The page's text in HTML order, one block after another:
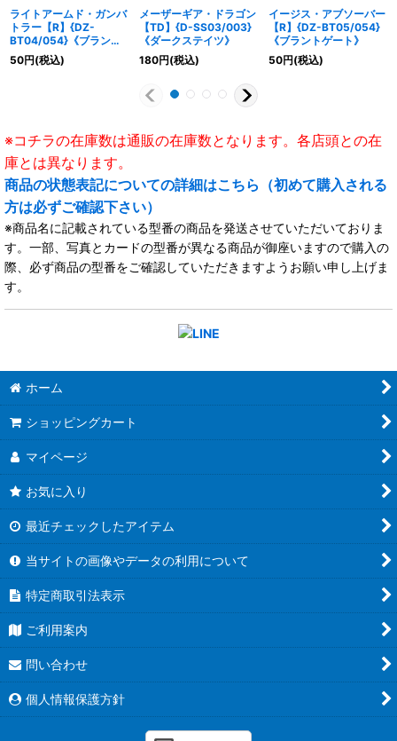
ライトアームド・ガンバ
トラー【R】{DZ-
BT04/054}《ブラント
ゲート》
50円(税込)
メーザーギア・ドラゴン
【TD】{D-SS03/003}
《ダークステイツ》
180円(税込)
イージス・アブソーバー
【R】{DZ-BT05/054}
《ブラントゲート》
50円(税込)
※コチラの在庫数は通販の在庫数となります。各店頭との在
庫とは異なります。
商品の状態表記についての詳細はこちら（初めて購入される
方は必ずご確認下さい）
※商品名に記載されている型番の商品を発送させていただいておりま
す。一部、写真とカードの型番が異なる商品が御座いますので購入の
際、必ず商品の型番をご確認していただきますようお願い申し上げま
す。
ホーム
ショッピングカート
マイページ
お気に入り
最近チェックしたアイテム
当サイトの画像やデータの利用について
特定商取引法表示
ご利用案内
問い合わせ
個人情報保護方針